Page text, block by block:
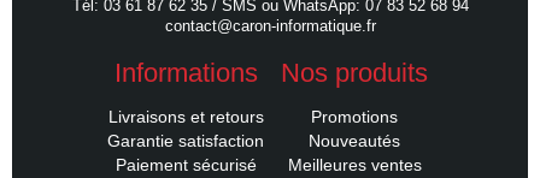
Tél: 03 61 87 62 35 / SMS ou WhatsApp: 07 83 52 68 94
contact@caron-informatique.fr
Informations
Livraisons et retours
Garantie satisfaction
Paiement sécurisé
Nos produits
Promotions
Nouveautés
Meilleures ventes